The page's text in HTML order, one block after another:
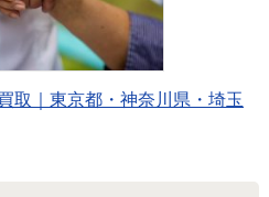
取｜東京都・神奈川県・埼玉